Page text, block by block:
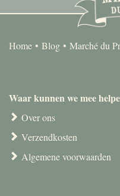
Home Blog Marché du
Waar kunnen we mee
Over ons
Verzendkosten
Algemene voorwaarden